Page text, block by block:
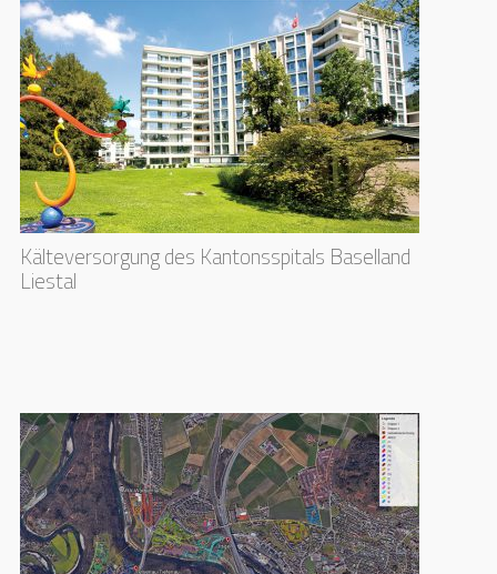
Kälteversorgung des Kantonsspitals Baselland
Liestal